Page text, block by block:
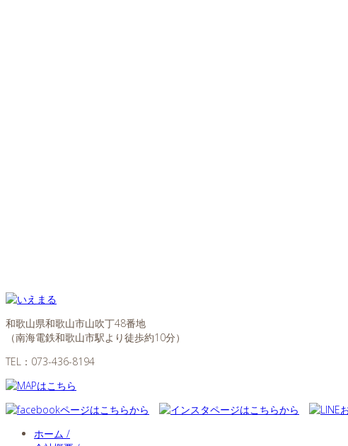
和歌山県和歌山市山吹丁48番地
（南海電鉄和歌山市駅より徒歩約10分）
TEL： 073-436-8194
ホーム /